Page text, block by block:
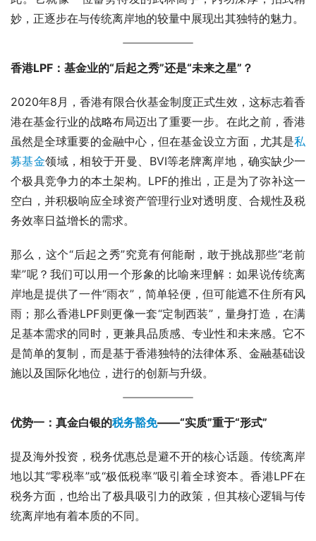
妙，正逐步在与传统离岸地的较量中展现出其独特的魅力。
香港LPF：基金业的“后起之秀”还是“未来之星”？
2020年8月，香港有限合伙基金制度正式生效，这标志着香
港在基金行业的战略布局迈出了重要一步。在此之前，香港
虽然是全球重要的金融中心，但在基金设立方面，尤其是私
募基金领域，相较于开曼、BVI等老牌离岸地，确实缺少一
个极具竞争力的本土架构。LPF的推出，正是为了弥补这一
空白，并积极响应全球资产管理行业对透明度、合规性及税
务效率日益增长的需求。
那么，这个“后起之秀”究竟有何能耐，敢于挑战那些“老前
辈”呢？我们可以用一个形象的比喻来理解：如果说传统离
岸地是提供了一件“雨衣”，简单轻便，但可能遮不住所有风
雨；那么香港LPF则更像一套“定制西装”，量身打造，在满
足基本需求的同时，更兼具品质感、专业性和未来感。它不
是简单的复制，而是基于香港独特的法律体系、金融基础设
施以及国际化地位，进行的创新与升级。
优势一：真金白银的税务豁免——“实质”重于“形式”
提及海外投资，税务优惠总是避不开的核心话题。传统离岸
地以其“零税率”或“极低税率”吸引着全球资本。香港LPF在
税务方面，也给出了极具吸引力的政策，但其核心逻辑与传
统离岸地有着本质的不同。